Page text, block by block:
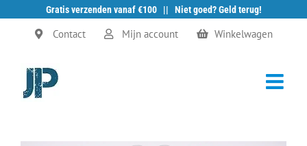
Gratis verzenden vanaf €100 || Niet goed? Geld terug!
Ga
Contact Mijn account Winkelwagen